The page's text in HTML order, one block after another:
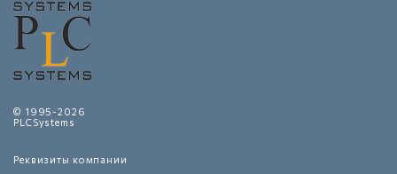
© 1995-2026
PLCSystems
Реквизиты компании